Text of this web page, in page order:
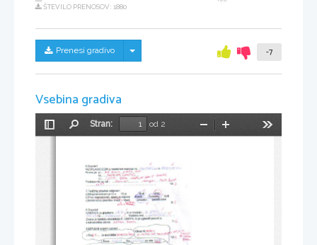
ŠTEVILO PRENOSOV: 1880
Prenesi gradivo Skrij/prikaži meni -7
Vsebina gradiva
Preklopi
Stran:
od 2
Pomanjšaj